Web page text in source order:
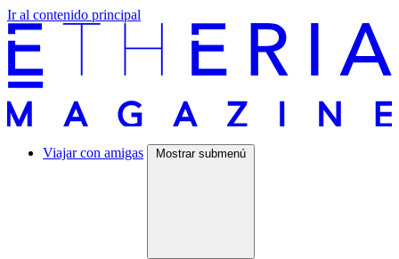
Ir al contenido principal
Viajar con amigas Mostrar submenú